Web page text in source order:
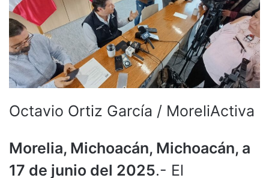
Octavio Ortiz García / MoreliActiva
Morelia, Michoacán, Michoacán, a
17 de junio del 2025.- El